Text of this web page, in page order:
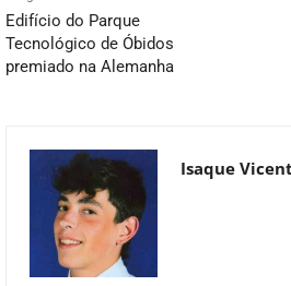
Edifício do Parque
Tecnológico de Óbidos
premiado na Alemanha
Isaque